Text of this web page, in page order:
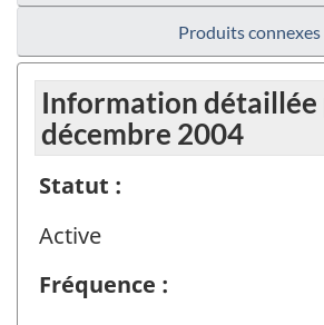
Produits connexes
Information détaillée
décembre 2004
Statut :
Active
Fréquence :